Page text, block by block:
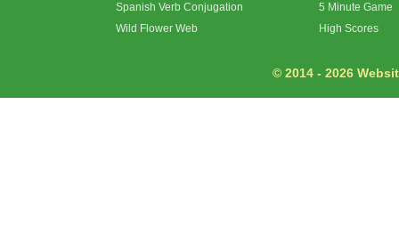
Spanish Verb Conjugation
Wild Flower Web
5 Minute Game
High Scores
© 2014 - 2026